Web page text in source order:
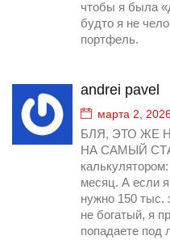
чтобы я была
будто я не
портфель.
andrei pavel
марта 2,
БЛЯ, ЭТО ЖЕ
НА САМЫЙ
месяц. А если
нужно 150 тыс.
не богатый, я
попадаете под